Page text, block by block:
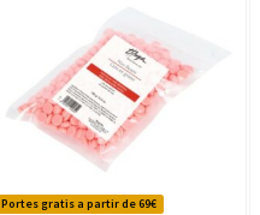
Portes gratis a partir de 69€